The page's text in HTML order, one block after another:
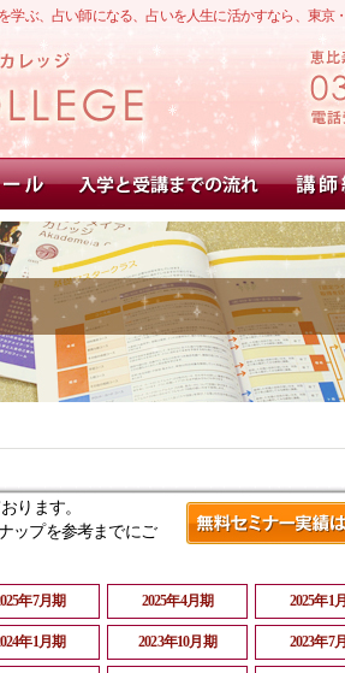
学ぶ、占い師になる、占いを人生に活かすなら、東
ります。
ップを参考までにご
年7月期 2025年4月期 2025年1
年1月期 2023年10月期 2023年7